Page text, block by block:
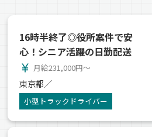
16時半終了◎役所案件で安
心！シニア活躍の日勤配送
currency_yen 月給231,000円～
東京都／
小型トラックドライバー